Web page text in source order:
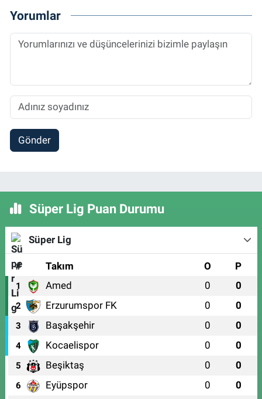
Yorumlar
Gönder
Süper Lig Puan Durumu
Süper Lig
# Takım O P
1 Amed 0 0
2 Erzurumspor FK 0 0
3 Başakşehir 0 0
4 Kocaelispor 0 0
5 Beşiktaş 0 0
6 Eyüpspor 0 0